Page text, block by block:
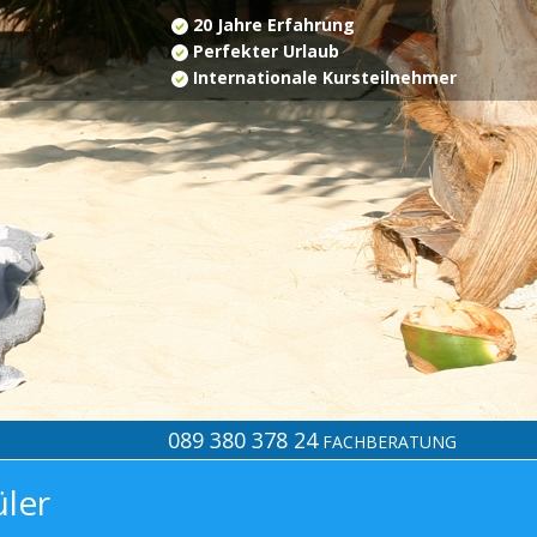
20 Jahre Erfahrung
Perfekter Urlaub
Internationale Kursteilnehmer
089 380 378 24 FACHBERATUNG